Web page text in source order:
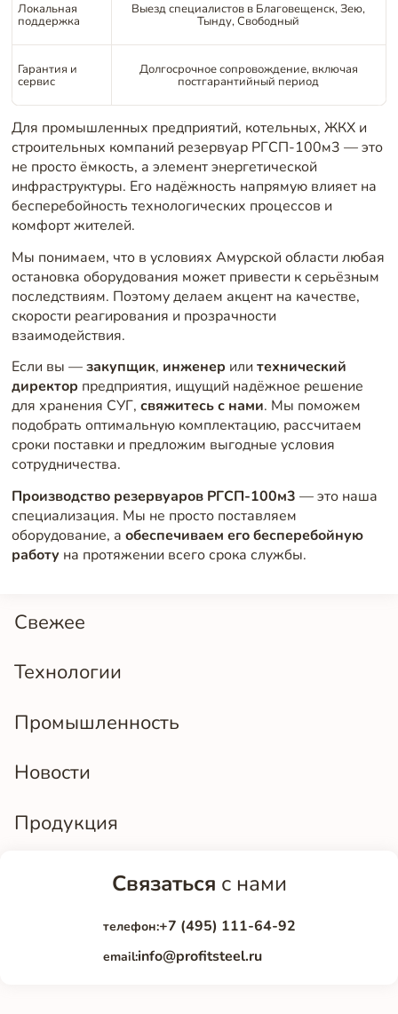
Свежее
Технологии
Промышленность
Новости
Продукция
Локальная
поддержка
Выезд специалистов в Благовещенск, Зею,
Тынду, Свободный
Гарантия и
сервис
Долгосрочное сопровождение, включая
постгарантийный период
Для промышленных предприятий, котельных, ЖКХ и
строительных компаний резервуар РГСП-100м3 — это
не просто ёмкость, а элемент энергетической
инфраструктуры. Его надёжность напрямую влияет на
бесперебойность технологических процессов и
комфорт жителей.
Мы понимаем, что в условиях Амурской области любая
остановка оборудования может привести к серьёзным
последствиям. Поэтому делаем акцент на качестве,
скорости реагирования и прозрачности
взаимодействия.
Если вы —закупщик, инженер или технический
директор предприятия, ищущий надёжное решение
для хранения СУГ, свяжитесь с нами. Мы поможем
подобрать оптимальную комплектацию, рассчитаем
сроки поставки и предложим выгодные условия
сотрудничества.
Производство резервуаров РГСП-100м3 — это наша
специализация. Мы не просто поставляем
оборудование, а обеспечиваем его бесперебойную
работу на протяжении всего срока службы.
Связаться с нами
телефон:+7 (495) 111-64-92
email:info@profitsteel.ru